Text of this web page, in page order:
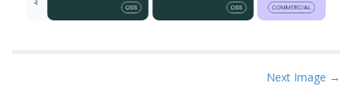
Next Image →